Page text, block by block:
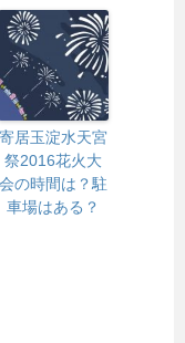
寄居玉淀水天宮
祭2016花火大
会の時間は？駐
車場はある？